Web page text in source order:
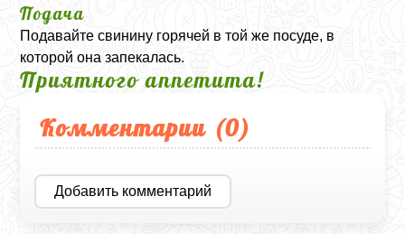
Подача
Подавайте свинину горячей в той же посуде, в
которой она запекалась.
Приятного аппетита!
Комментарии (0)
Добавить комментарий